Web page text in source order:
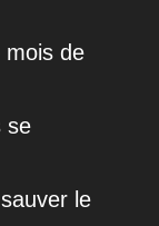
mois de
se
le